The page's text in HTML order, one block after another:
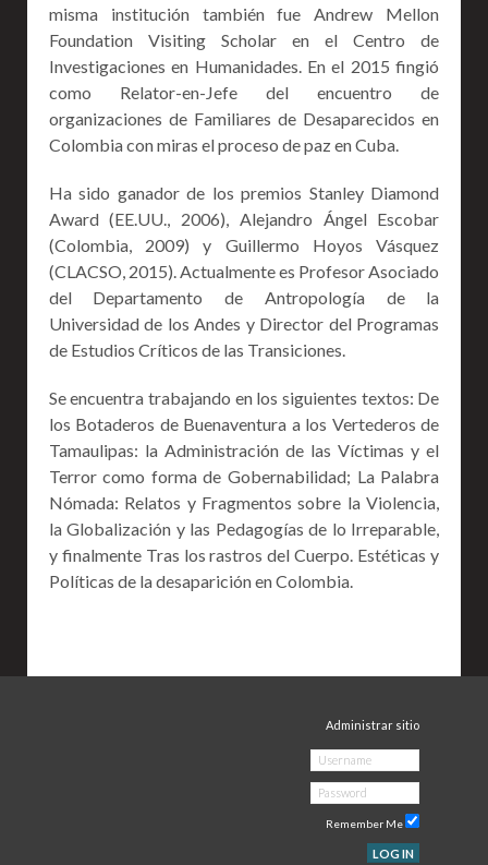
misma institución también fue Andrew Mellon
Foundation Visiting Scholar en el Centro de
Investigaciones en Humanidades. En el 2015 fingió
como Relator-en-Jefe del encuentro de
organizaciones de Familiares de Desaparecidos en
Colombia con miras el proceso de paz en Cuba.
Ha sido ganador de los premios Stanley Diamond
Award (EE.UU., 2006), Alejandro Ángel Escobar
(Colombia, 2009) y Guillermo Hoyos Vásquez
(CLACSO, 2015). Actualmente es Profesor Asociado
del Departamento de Antropología de la
Universidad de los Andes y Director del Programas
de Estudios Críticos de las Transiciones.
Se encuentra trabajando en los siguientes textos: De
los Botaderos de Buenaventura a los Vertederos de
Tamaulipas: la Administración de las Víctimas y el
Terror como forma de Gobernabilidad; La Palabra
Nómada: Relatos y Fragmentos sobre la Violencia,
la Globalización y las Pedagogías de lo Irreparable,
y finalmente Tras los rastros del Cuerpo. Estéticas y
Políticas de la desaparición en Colombia.
Administrar sitio
Remember Me
LOG IN